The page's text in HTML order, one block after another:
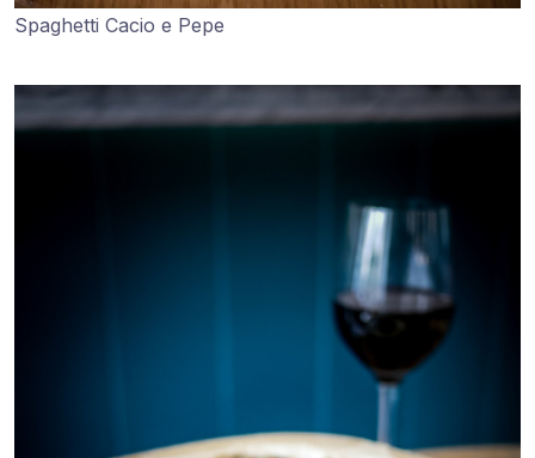
Spaghetti Cacio e Pepe